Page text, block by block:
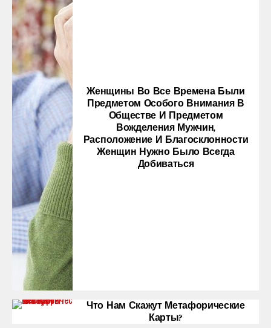
Женщины Во Все Времена Были
Предметом Особого Внимания В
Обществе И Предметом
Вожделения Мужчин,
Расположение И Благосклонности
Женщин Нужно Было Всегда
Добиваться
Что Нам Скажут Метафорические
Карты?